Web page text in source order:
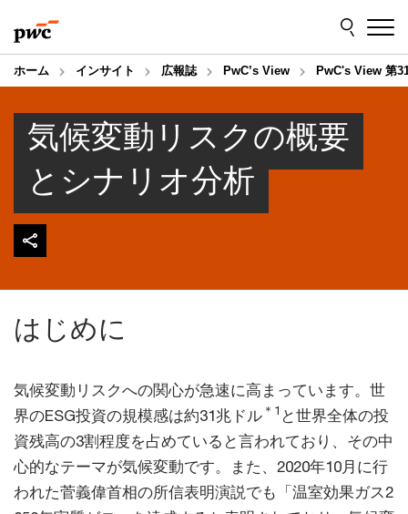
to
content
to
footer
ホーム インサイト 広報誌 PwC’s View PwC's View 第
気候変動リスクの概要
とシナリオ分析
はじめに
気候変動リスクへの関心が急速に高まっています。世
界のESG投資の規模感は約31兆ドル ＊1 と世界全体の投
資残高の3割程度を占めていると言われており、その中
心的なテーマが気候変動です。また、2020年10月に行
われた菅義偉首相の所信表明演説でも「温室効果ガス2